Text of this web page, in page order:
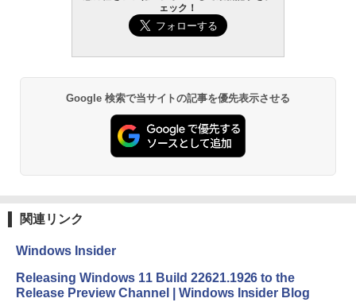
Robloxギフトカード - 1000 Robux 【限
定バーチャルアイテムを含む】 【オンラ
インゲームコード】 ロブロックス |オン
￥1,600
Microsoft Office Home & Business 202
4(最新 永続版)|オンラインコード版|Wind
ows11、10/mac対応|PC2台
￥3,200
出す プロンプトの言葉 AI画像生成シリー
ズ (はぴーイラストLabo)
ClaudeCode いちばんやさしい 教科書:
非エンジニア 初心者 素人 でも安心 使い
方 マニュアル AI副業にもコンテンツ作成
にもKindle出版にも！ 非エンジニアのた
めのAIコーディング入門シリーズ
￥1,292
Amazon Kindle - 目に優しい、かさばら
ない、大きな画面で読みやすい、6週間持
続バッテリー、6インチディスプレイ電子
￥16,980
Kindle Paperwhite シグニチャーエディ
ション (32GB) 7インチディスプレイ、明
ージ、防水、7インチカラーディスプレ
イ、色調調節ライト、最大8週間持続バッ
ェック！
Google 検索で当サイトの記事を優先表示させる
関連リンク
Windows Insider
Releasing Windows 11 Build 22621.1926 to the
Release Preview Channel | Windows Insider Blog